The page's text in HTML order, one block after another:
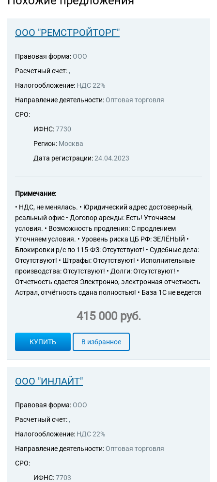
группировки
ООО "РЕМСТРОЙТОРГ"
Правовая форма: ООО
Расчетный счет: ,
Налогообложение: НДС 22%
Направление деятельности: Оптовая торговля
СРО:
ИФНС:7730
Регион: Москва
Дата регистрации:24.04.2023
Примечание:
• НДС, не менялась. • Юридический адрес достоверный,
реальный офис • Договор аренды: Есть! Уточняем
условия. • Возможность продления: С продлением
Уточняем условия. • Уровень риска ЦБ РФ: ЗЕЛЁНЫЙ •
Блокировки р/с по 115-ФЗ: Отсутствуют! • Судебные дела:
Отсутствуют! • Штрафы: Отсутствуют! • Исполнительные
производства: Отсутствуют! • Долги: Отсутствуют! •
Отчетность сдается Электронно, электронная отчетность
Астрал, отчётность сдана полностью! • База 1С не ведется
415 000 руб.
КУПИТЬ В избранное
ООО "ИНЛАЙТ"
Правовая форма: ООО
Расчетный счет: ,
Налогообложение: НДС 22%
Направление деятельности: Оптовая торговля
СРО:
ИФНС:7703